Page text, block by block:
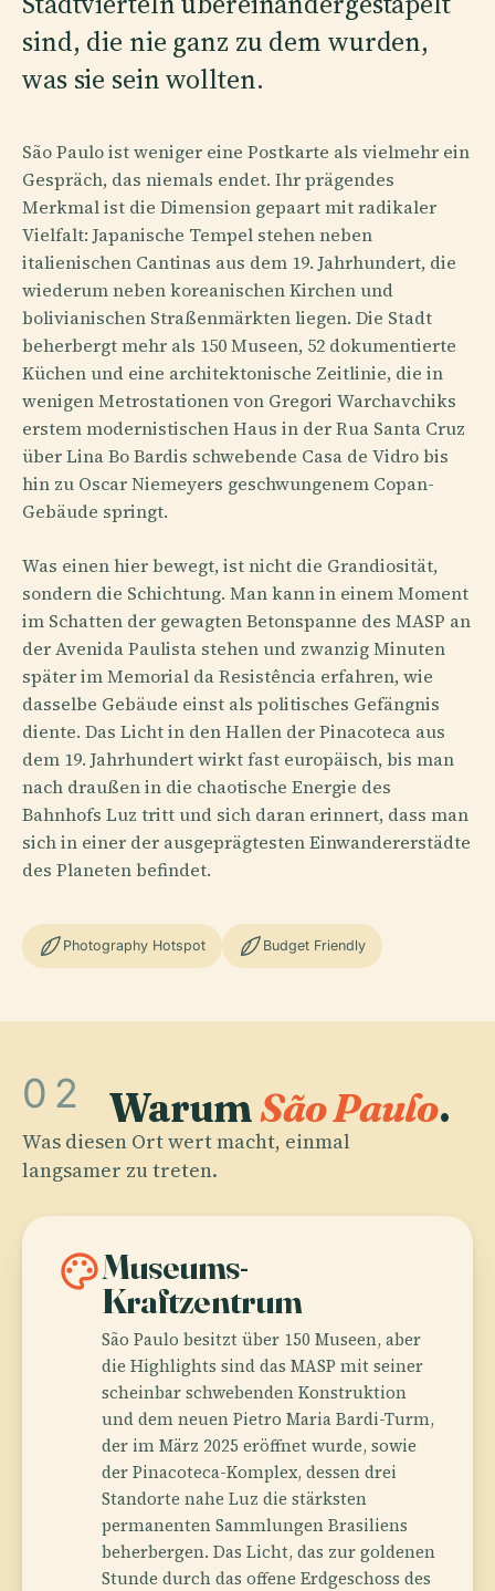
sind, die nie ganz zu dem wurden,
was sie sein wollten.
São Paulo ist weniger eine Postkarte als vielmehr ein
Gespräch, das niemals endet. Ihr prägendes
Merkmal ist die Dimension gepaart mit radikaler
Vielfalt: Japanische Tempel stehen neben
italienischen Cantinas aus dem 19. Jahrhundert, die
wiederum neben koreanischen Kirchen und
bolivianischen Straßenmärkten liegen. Die Stadt
beherbergt mehr als 150 Museen, 52 dokumentierte
Küchen und eine architektonische Zeitlinie, die in
wenigen Metrostationen von Gregori Warchavchiks
erstem modernistischen Haus in der Rua Santa Cruz
über Lina Bo Bardis schwebende Casa de Vidro bis
hin zu Oscar Niemeyers geschwungenem Copan-
Gebäude springt.
Was einen hier bewegt, ist nicht die Grandiosität,
sondern die Schichtung. Man kann in einem Moment
im Schatten der gewagten Betonspanne des MASP an
der Avenida Paulista stehen und zwanzig Minuten
später im Memorial da Resistência erfahren, wie
dasselbe Gebäude einst als politisches Gefängnis
diente. Das Licht in den Hallen der Pinacoteca aus
dem 19. Jahrhundert wirkt fast europäisch, bis man
nach draußen in die chaotische Energie des
Bahnhofs Luz tritt und sich daran erinnert, dass man
sich in einer der ausgeprägtesten Einwandererstädte
des Planeten befindet.
Photography Hotspot Budget Friendly
02 WarumSão Paulo.
Was diesen Ort wert macht, einmal
langsamer zu treten.
paletteMuseums-
Kraftzentrum
São Paulo besitzt über 150 Museen, aber
die Highlights sind das MASP mit seiner
scheinbar schwebenden Konstruktion
und dem neuen Pietro Maria Bardi-Turm,
der im März 2025 eröffnet wurde, sowie
der Pinacoteca-Komplex, dessen drei
Standorte nahe Luz die stärksten
permanenten Sammlungen Brasiliens
beherbergen. Das Licht, das zur goldenen
Stunde durch das offene Erdgeschoss des